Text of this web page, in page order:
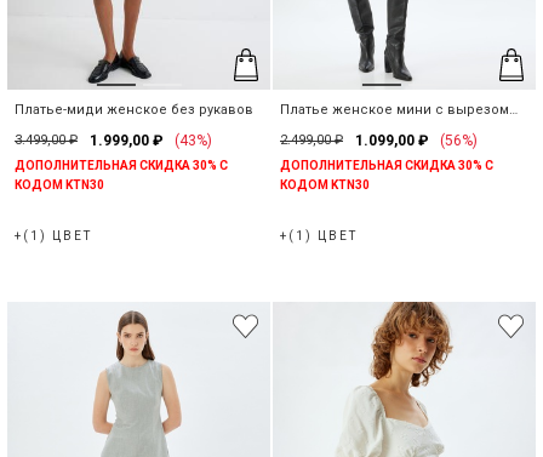
Платье-миди женское без рукавов
3.499,00 ₽
1.999,00 ₽ (43%)
ДОПОЛНИТЕЛЬНАЯ СКИДКА 30% С
КОДОМ KTN30
+(1) ЦВЕТ
Платье женское мини с вырезом
2.499,00 ₽ 1.099,00 ₽ (56%)
ДОПОЛНИТЕЛЬНАЯ СКИДКА 30% С
КОДОМ KTN30
+(1) ЦВЕТ